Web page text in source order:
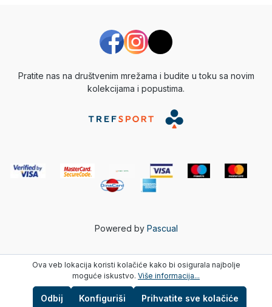
Pratite nas na društvenim mrežama i budite u toku sa novim
kolekcijama i popustima.
Powered by Pascual
Ova veb lokacija koristi kolačiće kako bi osigurala najbolje
moguće iskustvo. Više informacija...
Odbij Konfiguriši Prihvatite sve kolačiće